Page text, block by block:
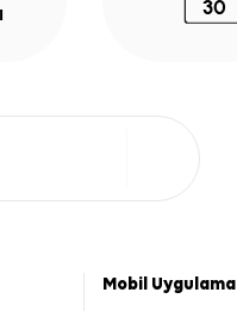
Mobil Uygulama